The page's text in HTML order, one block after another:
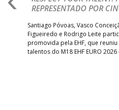
REPRESENTADO POR
Santiago Póvoas, Vasco
Figueiredo e Rodrigo Leite
promovida pela EHF, que
talentos do M18 EHF EURO